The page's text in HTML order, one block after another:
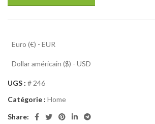
Euro (€) - EUR
Dollar américain ($) - USD
UGS : # 246
Catégorie : Home
Share: